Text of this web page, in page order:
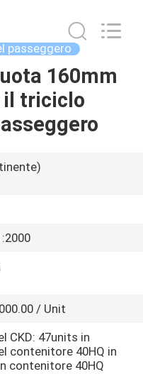
passeggero
160mm
il triciclo
/ Unit
CKD: 47units in
contenitore 40HQ in
contenitore 40HQ